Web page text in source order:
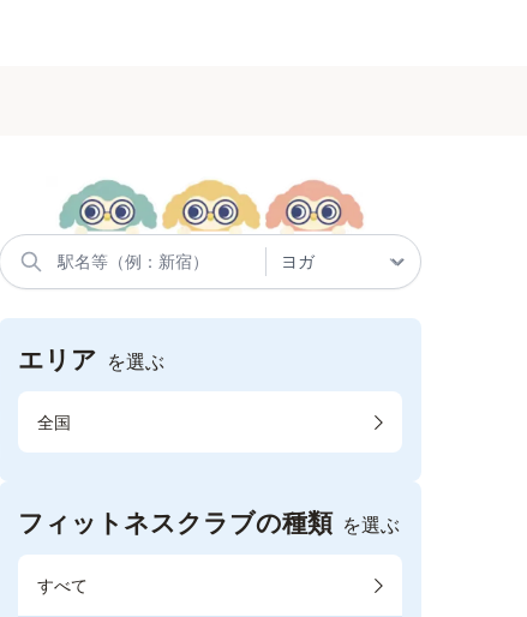
エリア を選ぶ
全国
フィットネスクラブの種類 を選ぶ
すべて